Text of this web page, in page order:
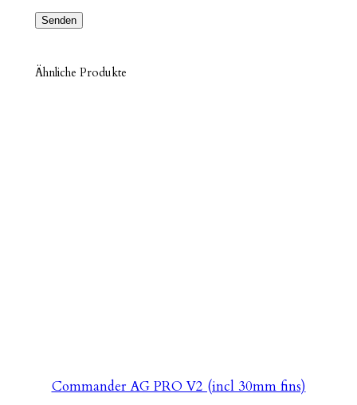
Ähnliche Produkte
Commander AG PRO V2 (incl 30mm fins)